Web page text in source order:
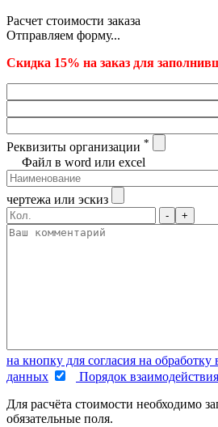
Расчет стоимости заказа
Отправляем форму...
Скидка 15% на заказ для
Реквизиты организации *
Файл в word или excel
чертежа или эскиз
- +
на кнопку для согласия на
данных
Порядок
Для расчёта стоимости необходимо
обязательные поля.